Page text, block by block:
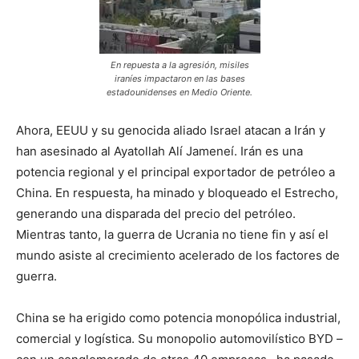
En repuesta a la agresión, misiles
iraníes impactaron en las bases
estadounidenses en Medio Oriente.
Ahora, EEUU y su genocida aliado Israel atacan a Irán y
han asesinado al Ayatollah Alí Jameneí. Irán es una
potencia regional y el principal exportador de petróleo a
China. En respuesta, ha minado y bloqueado el Estrecho,
generando una disparada del precio del petróleo.
Mientras tanto, la guerra de Ucrania no tiene fin y así el
mundo asiste al crecimiento acelerado de los factores de
guerra.
China se ha erigido como potencia monopólica industrial,
comercial y logística. Su monopolio automovilístico BYD –